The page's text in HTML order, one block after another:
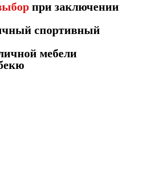
при заключении
спортивный
мебели